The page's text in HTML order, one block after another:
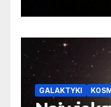
GALAKTYKI